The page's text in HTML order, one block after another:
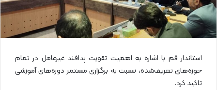
استاندار قم با اشاره به اهمیت تقویت پدافند غیرعامل در تمام
حوزه‌های تعریف‌شده، نسبت به برگزاری مستمر دوره‌های آموزشی
تاکید کرد.